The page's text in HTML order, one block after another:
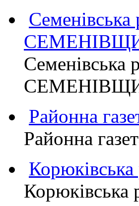
Районна
Районна